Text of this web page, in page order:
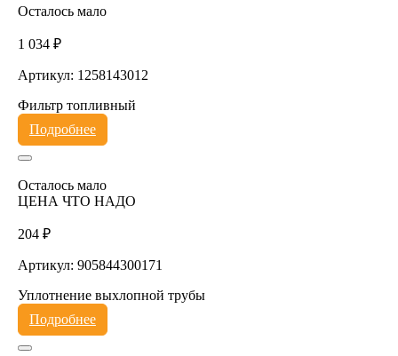
Осталось мало
1 034 ₽
Артикул: 1258143012
Фильтр топливный
Подробнее
Осталось мало
ЦЕНА ЧТО НАДО
204 ₽
Артикул: 905844300171
Уплотнение выхлопной трубы
Подробнее